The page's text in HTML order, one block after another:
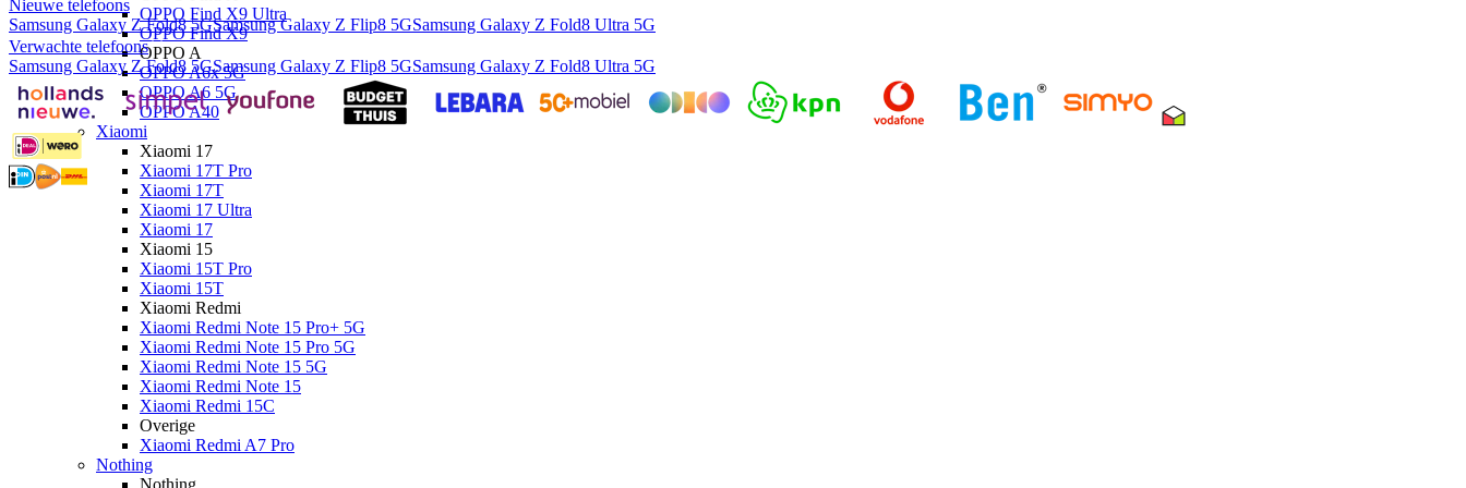
OPPO Find X9 Ultra
OPPO Find X9
OPPO A
OPPO A6x 5G
OPPO A6 5G
OPPO A40
Xiaomi
Xiaomi 17
Xiaomi 17T Pro
Xiaomi 17T
Xiaomi 17 Ultra
Xiaomi 17
Xiaomi 15
Xiaomi 15T Pro
Xiaomi 15T
Xiaomi Redmi
Xiaomi Redmi Note 15 Pro+ 5G
Xiaomi Redmi Note 15 Pro 5G
Xiaomi Redmi Note 15 5G
Xiaomi Redmi Note 15
Xiaomi Redmi 15C
Overige
Xiaomi Redmi A7 Pro
Nothing
Nothing
Nieuwe telefoons
Samsung Galaxy Z Fold8 5GSamsung Galaxy Z Flip8 5GSamsung Galaxy Z Fold8 Ultra 5G
Verwachte telefoons
Samsung Galaxy Z Fold8 5GSamsung Galaxy Z Flip8 5GSamsung Galaxy Z Fold8 Ultra 5G